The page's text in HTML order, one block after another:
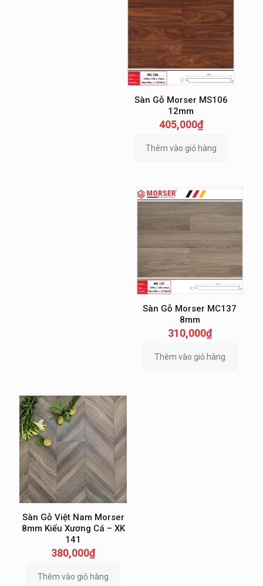
Sàn Gỗ Morser MS106
12mm
405,000₫
Thêm vào giỏ hàng
Sàn Gỗ Morser MC137
8mm
310,000₫
Thêm vào giỏ hàng
Sàn Gỗ Việt Nam Morser
8mm Kiểu Xương Cá – XK
141
380,000₫
Thêm vào giỏ hàng